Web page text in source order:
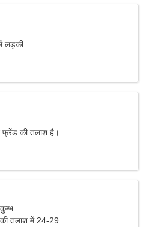
लड़की
की तलाश है।
तलाश में 24-29